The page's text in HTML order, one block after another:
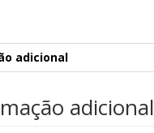
adicional
adicional